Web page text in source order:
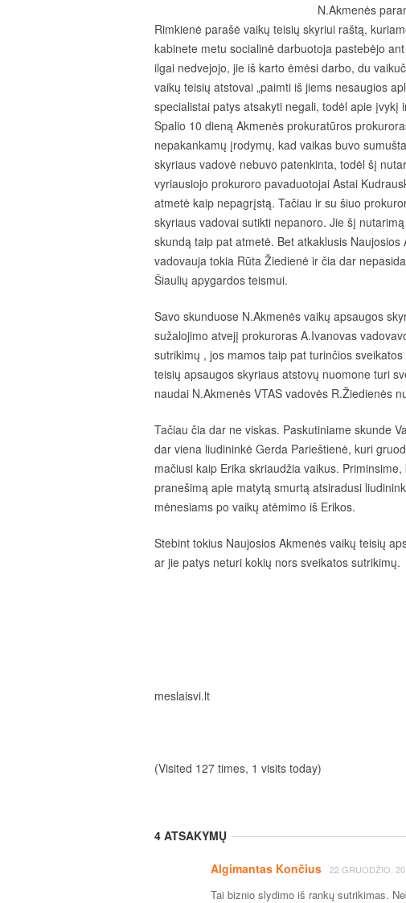
N.Akmenės
Rimkienė parašė vaikų teisių skyriui raštą,
kabinete metu socialinė darbuotoja pastebėjo
ilgai nedvejojo, jie iš karto ėmėsi darbo, du
vaikų teisių atstovai „paimti iš jiems nesaugios
specialistai patys atsakyti negali, todėl apie
Spalio 10 dieną Akmenės prokuratūros
nepakankamų įrodymų, kad vaikas buvo
skyriaus vadovė nebuvo patenkinta, todėl šį
vyriausiojo prokuroro pavaduotojai Astai
atmetė kaip nepagrįstą. Tačiau ir su šiuo
skyriaus vadovai sutikti nepanoro. Jie šį
skundą taip pat atmetė. Bet atkaklusis
vadovauja tokia Rūta Žiedienė ir čia dar
Šiaulių apygardos teismui.
Savo skunduose N.Akmenės vaikų apsaugos
sužalojimo atvejį prokuroras A.Ivanovas
sutrikimų , jos mamos taip pat turinčios
teisių apsaugos skyriaus atstovų nuomone turi
naudai N.Akmenės VTAS vadovės R.Žiedienės
Tačiau čia dar ne viskas. Paskutiniame skunde
dar viena liudininkė Gerda Parieštienė, kuri
mačiusi kaip Erika skriaudžia vaikus.
pranešimą apie matytą smurtą atsiradusi
mėnesiams po vaikų atėmimo iš Erikos.
Stebint tokius Naujosios Akmenės vaikų teisių
ar jie patys neturi kokių nors sveikatos sutrikimų.
meslaisvi.lt
(Visited 127 times, 1 visits today)
4 ATSAKYMŲ
Algimantas Končius 22 GRUODŽIO,
Tai biznio slydimo iš rankų sutrikimas.